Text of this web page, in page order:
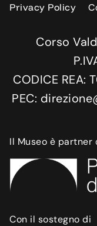
Privacy Policy
Corso
CODICE
PEC:
Il Museo è partner
Con il sostegno di